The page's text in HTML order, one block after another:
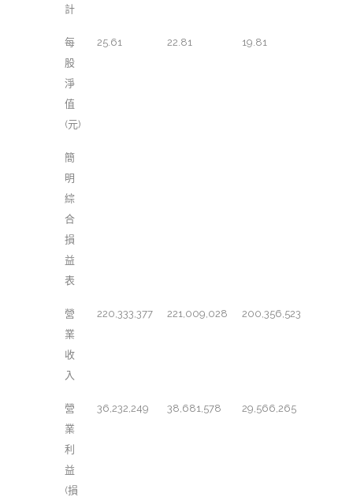
計
每
股
淨
值
(元)
25.61 22.81 19.81
簡
明
綜
合
損
益
表
營
業
收
入
220,333,377 221,009,028 200,356,523
營
業
利
益
(損
36,232,249 38,681,578 29,566,265